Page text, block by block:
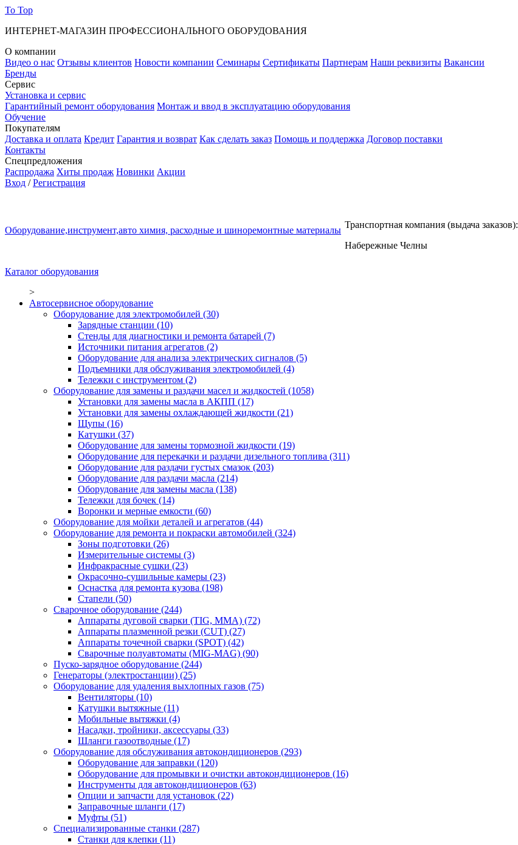
To Top
ИНТЕРНЕТ-МАГАЗИН ПРОФЕССИОНАЛЬНОГО ОБОРУДОВАНИЯ
О компании
Видео о нас Отзывы клиентов Новости компании Семинары Сертификаты Партнерам Наши реквизиты Вакансии
Бренды
Сервис
Установка и сервис
Гарантийный ремонт оборудования Монтаж и ввод в эксплуатацию оборудования
Обучение
Покупателям
Доставка и оплата Кредит Гарантия и возврат Как сделать заказ Помощь и поддержка Договор поставки
Контакты
Спецпредложения
Распродажа Хиты продаж Новинки Акции
Вход /Регистрация
Оборудование,инструмент,авто химия, расходные и шиноремонтные материалы
Транспортная компания (выдача заказов):
Набережные Челны
Каталог оборудования
>
Автосервисное оборудование
Оборудование для электромобилей (30)
Зарядные станции (10)
Стенды для диагностики и ремонта батарей (7)
Источники питания агрегатов (2)
Оборудование для анализа электрических сигналов (5)
Подъемники для обслуживания электромобилей (4)
Тележки с инструментом (2)
Оборудование для замены и раздачи масел и жидкостей (1058)
Установки для замены масла в АКПП (17)
Установки для замены охлаждающей жидкости (21)
Щупы (16)
Катушки (37)
Оборудование для замены тормозной жидкости (19)
Оборудование для перекачки и раздачи дизельного топлива (311)
Оборудование для раздачи густых смазок (203)
Оборудование для раздачи масла (214)
Оборудование для замены масла (138)
Тележки для бочек (14)
Воронки и мерные емкости (60)
Оборудование для мойки деталей и агрегатов (44)
Оборудование для ремонта и покраски автомобилей (324)
Зоны подготовки (26)
Измерительные системы (3)
Инфракрасные сушки (23)
Окрасочно-сушильные камеры (23)
Оснастка для ремонта кузова (198)
Стапели (50)
Сварочное оборудование (244)
Аппараты дуговой сварки (TIG, MMA) (72)
Аппараты плазменной резки (CUT) (27)
Аппараты точечной сварки (SPOT) (42)
Сварочные полуавтоматы (MIG-MAG) (90)
Пуско-зарядное оборудование (244)
Генераторы (электростанции) (25)
Оборудование для удаления выхлопных газов (75)
Вентиляторы (10)
Катушки вытяжные (11)
Мобильные вытяжки (4)
Насадки, тройники, аксессуары (33)
Шланги газоотводные (17)
Оборудование для обслуживания автокондиционеров (293)
Оборудование для заправки (120)
Оборудование для промывки и очистки автокондиционеров (16)
Инструменты для автокондиционеров (63)
Опции и запчасти для установок (22)
Заправочные шланги (17)
Муфты (51)
Специализированные станки (287)
Станки для клепки (11)